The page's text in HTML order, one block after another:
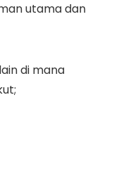
utama dan
di mana